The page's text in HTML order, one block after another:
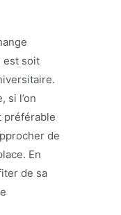
est soit
si l’on
préférable
de
En
de sa